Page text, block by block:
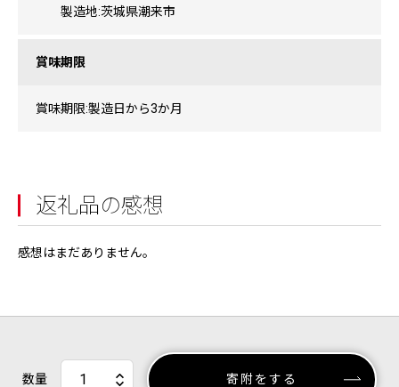
製造地:茨城県潮来市
賞味期限
賞味期限:製造日から3か月
返礼品の感想
感想はまだありません。
数量 寄附をする